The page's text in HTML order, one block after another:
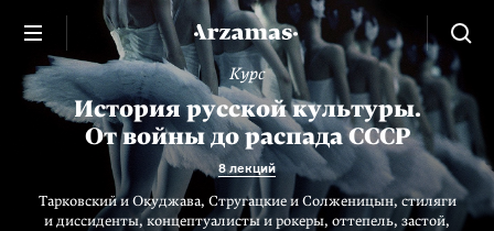
Курс
История русской культуры.
От войны до распада СССР
8 лекций
Тарковский и Окуджава, Стругацкие и Солженицын, стиляги
и диссиденты, концептуалисты и рокеры, оттепель, застой,